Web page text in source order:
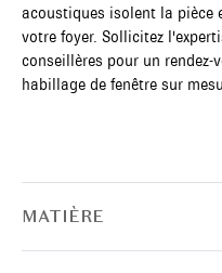
acoustiques isolent la pièce
votre foyer. Sollicitez
conseillères pour un
habillage de fenêtre sur
MATIÈRE